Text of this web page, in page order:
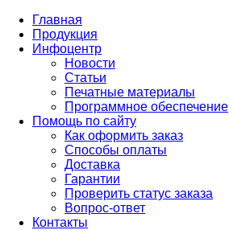
Главная
Продукция
Инфоцентр
Новости
Статьи
Печатные материалы
Программное обеспечение
Помощь по сайту
Как оформить заказ
Способы оплаты
Доставка
Гарантии
Проверить статус заказа
Вопрос-ответ
Контакты